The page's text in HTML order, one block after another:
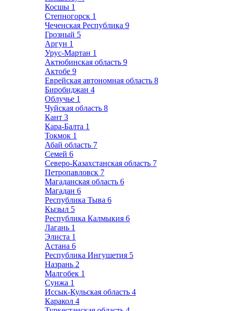
Косшы 1
Степногорск 1
Чеченская Республика 9
Грозный 5
Аргун 1
Урус-Мартан 1
Актюбинская область 9
Актобе 9
Еврейская автономная область 8
Биробиджан 4
Облучье 1
Чуйская область 8
Кант 3
Кара-Балта 1
Токмок 1
Абай область 7
Семей 6
Северо-Казахстанская область 7
Петропавловск 7
Магаданская область 6
Магадан 6
Республика Тыва 6
Кызыл 5
Республика Калмыкия 6
Лагань 1
Элиста 1
Астана 6
Республика Ингушетия 5
Назрань 2
Малгобек 1
Сунжа 1
Иссык-Кульская область 4
Каракол 4